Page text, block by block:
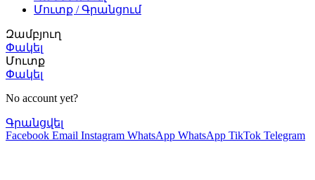
Մուտք / Գրանցում
Զամբյուղ
Փակել
Մուտք
Փակել
No account yet?
Գրանցվել
Facebook Email Instagram WhatsApp WhatsApp TikTok Telegram